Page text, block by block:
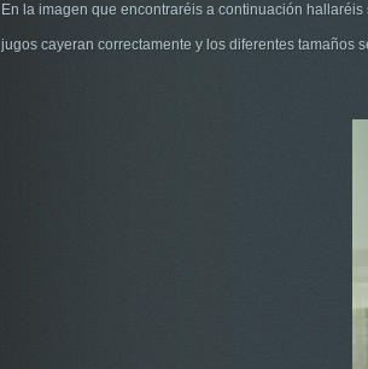
En la imagen que encontraréis a continuación
jugos cayeran correctamente y los diferentes tamaños